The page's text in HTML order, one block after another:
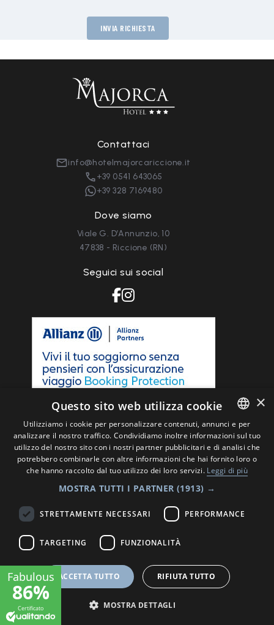
INVIA RICHIESTA
Contattaci
info@hotelmajorcariccione.it
+39 0541 643065
+39 328 7169480
Dove siamo
Viale G. D’Annunzio, 10
47838 - Riccione (RN)
Seguici sui social
P.IVA: 04069360404
CIN: IT099013A1NU4U6KKJ
privacy policy
Website by Bewebbi.com
ITALIAN
ENGLISH
×
Questo sito web utilizza cookie
Utilizziamo i cookie per personalizzare contenuti, annunci e per
analizzare il nostro traffico. Condividiamo inoltre informazioni sul tuo
utilizzo del nostro sito con i nostri partner pubblicitari e di analisi che
potrebbero combinarle con altre informazioni che hai fornito loro o
che hanno raccolto dal tuo utilizzo dei loro servizi. Leggi di più
MOSTRA TUTTI I PARTNER (1913) →
STRETTAMENTE NECESSARI PERFORMANCE
TARGETING FUNZIONALITÀ
ACCETTA TUTTO RIFIUTA TUTTO
MOSTRA DETTAGLI